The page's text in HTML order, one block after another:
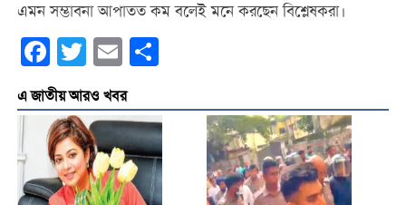
এমন সম্ভাবনা আপাতত কম বলেই মনে করছেন বিশ্লেষকরা।
Facebook
Twitter Email
এ জাতীয় আরও খবর